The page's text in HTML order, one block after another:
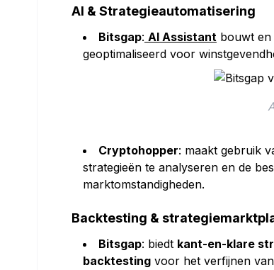
AI & Strategieautomatisering
Bitsgap: AI Assistant bouwt en
geoptimaliseerd voor
Cryptohopper: maakt gebruik
strategieën te analyseren en de
marktomstandigheden.
Backtesting &
Bitsgap: biedt kant-en-klare
backtesting voor het verfijnen